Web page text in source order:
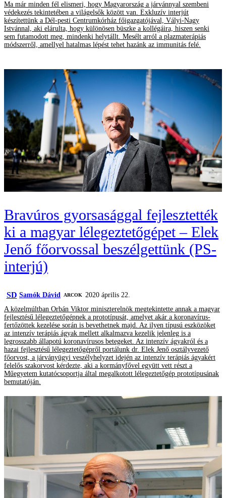
Ma már minden fél elismeri, hogy Magyarország a járvánnyal szembeni
védekezés tekintetében a világelsők között van. Exkluzív interjút
készítettünk a Dél-pesti Centrumkórház főigazgatójával, Vályi-Nagy
Istvánnal, aki elárulta, hogy különösen büszke a kollégáira, hiszen senki
sem futamodott meg, mindenki helytállt. Mesélt arról a plazmaterápiás
módszerről, amellyel hatalmas lépést tehet hazánk az immunitás felé.
Bravúros gyorsasággal fejlesztették
ki a magyar lélegeztetőgépet – Elek
Jenő főorvossal beszélgettünk (PS-
interjú)
SD Samók Dávid ARCOK
2020 április 22.
A közelmúltban Orbán Viktor miniszterelnök megtekintette annak a magyar
fejlesztésű lélegeztetőgépnek a prototípusát, amelyet akár a koronavírus-
fertőzöttek kezelése során is bevethetnek majd. Az ilyen típusú eszközöket
az intenzív terápiás ágyak mellett alkalmazva kezelik jelenleg is a
legrosszabb állapotú koronavírusos betegeket. Az intenzív ágyakról és a
hazai fejlesztésű lélegeztetőgépről portálunk dr. Elek Jenő osztályvezető
főorvost, a járványügyi veszélyhelyzet idején az intenzív terápiás ágyakért
felelős szakorvost kérdezte, aki a kormányfővel együtt vett részt a
Műegyetem kutatócsoportja által megalkotott lélegeztetőgép prototípusának
bemutatóján.